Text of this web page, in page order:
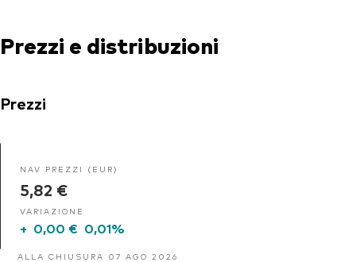
Prezzi e distribuzioni
Prezzi
NAV PREZZI (EUR)
5,82 €
VARIAZIONE
+ 0,00 € 0,01%
ALLA CHIUSURA 07 AGO 2026